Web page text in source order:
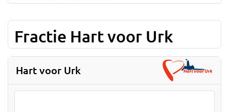
Fractie Hart voor Urk
Hart voor Urk